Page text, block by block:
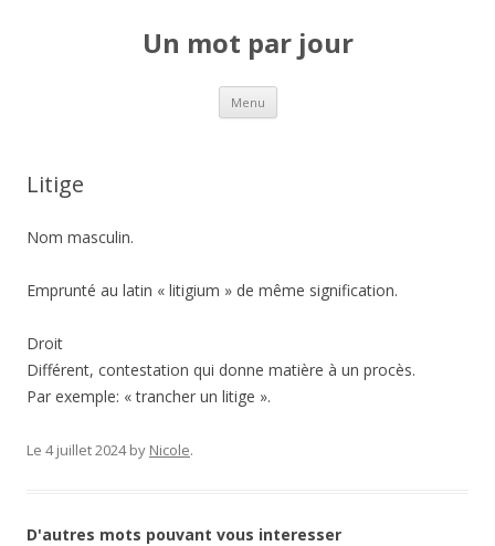
Un mot par jour
Menu Aller au contenu principal
Litige
Nom masculin.
Emprunté au latin « litigium » de même signification.
Droit
Différent, contestation qui donne matière à un procès.
Par exemple: « trancher un litige ».
Le 4 juillet 2024by Nicole.
D'autres mots pouvant vous interesser